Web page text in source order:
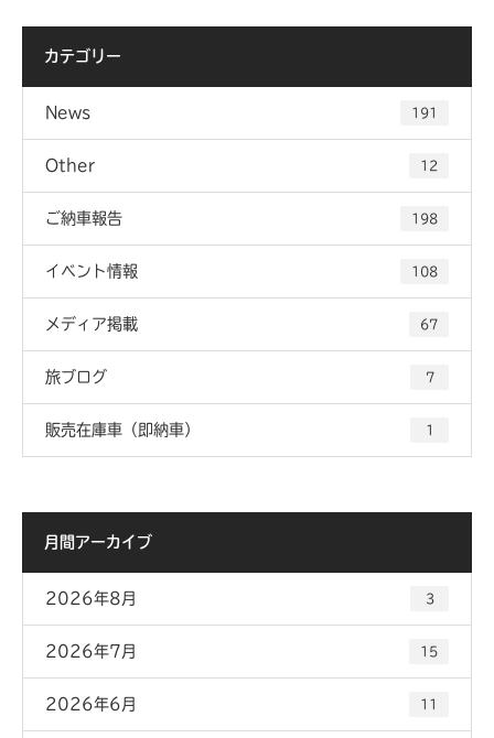
カテゴリー
News 191
Other 12
ご納車報告 198
イベント情報 108
メディア掲載 67
旅ブログ 7
販売在庫車（即納車） 1
月間アーカイブ
2026年8月 3
2026年7月 15
2026年6月 11